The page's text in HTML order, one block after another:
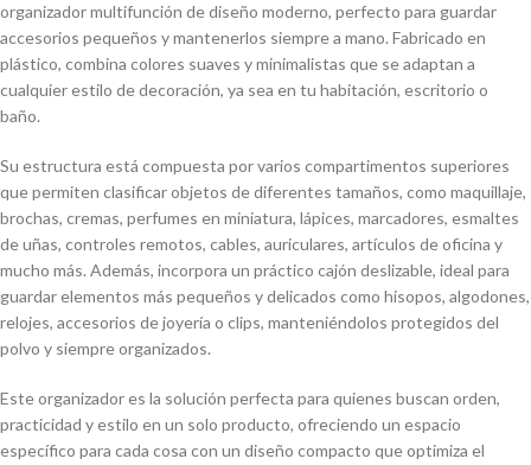
organizador multifunción de diseño moderno, perfecto para guardar
accesorios pequeños y mantenerlos siempre a mano. Fabricado en
plástico, combina colores suaves y minimalistas que se adaptan a
cualquier estilo de decoración, ya sea en tu habitación, escritorio o
baño.
Su estructura está compuesta por varios compartimentos superiores
que permiten clasificar objetos de diferentes tamaños, como maquillaje,
brochas, cremas, perfumes en miniatura, lápices, marcadores, esmaltes
de uñas, controles remotos, cables, auriculares, artículos de oficina y
mucho más. Además, incorpora un práctico cajón deslizable, ideal para
guardar elementos más pequeños y delicados como hisopos, algodones,
relojes, accesorios de joyería o clips, manteniéndolos protegidos del
polvo y siempre organizados.
Este organizador es la solución perfecta para quienes buscan orden,
practicidad y estilo en un solo producto, ofreciendo un espacio
específico para cada cosa con un diseño compacto que optimiza el